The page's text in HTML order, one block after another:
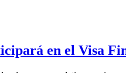
en el Visa